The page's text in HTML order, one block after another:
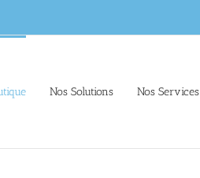
Nos Solutions Nos Services